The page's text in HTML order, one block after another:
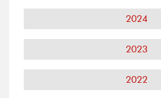
2024
2023
2022